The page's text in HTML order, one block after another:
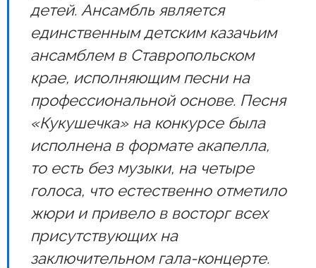
детей. Ансамбль является
единственным детским казачьим
ансамблем в Ставропольском
крае, исполняющим песни на
профессиональной основе. Песня
«Кукушечка» на конкурсе была
исполнена в формате акапелла,
то есть без музыки, на четыре
голоса, что естественно отметило
жюри и привело в восторг всех
присутствующих на
заключительном гала-концерте.